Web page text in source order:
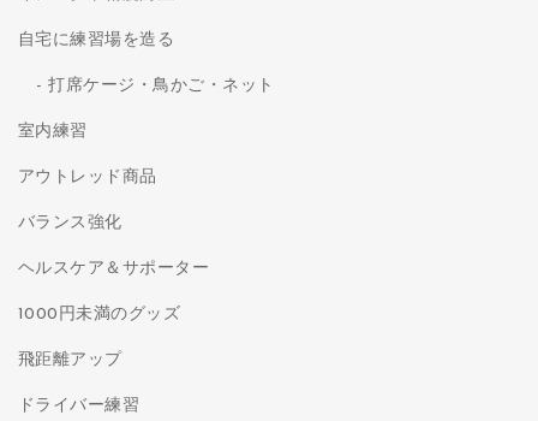
自宅に練習場を造る
打席ケージ・鳥かご・ネット
室内練習
アウトレッド商品
バランス強化
ヘルスケア＆サポーター
1000円未満のグッズ
飛距離アップ
ドライバー練習